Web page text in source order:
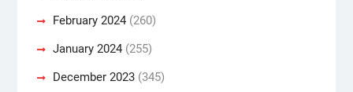
February 2024(260)
January 2024(255)
December 2023(345)